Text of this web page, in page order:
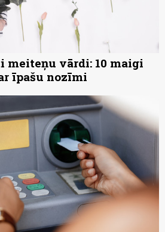
meiteņu vārdi: 10 maigi
īpašu nozīmi